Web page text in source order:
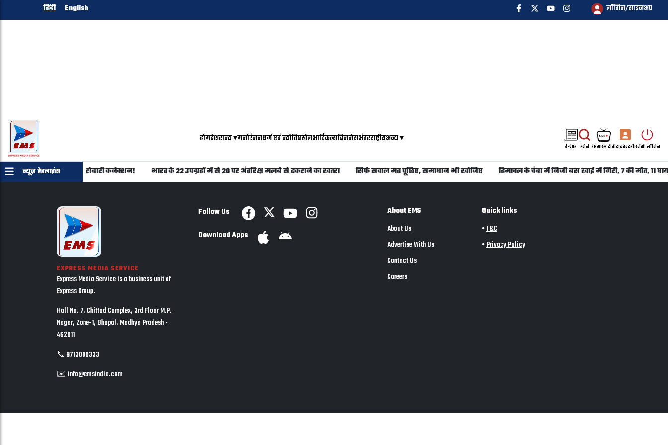
हिंदी English लॉगिन/साइनअप
होमदेशराज्य▾मनोरंजनधर्म एवं ज्योतिषखेलआर्टिकल्सबिजनेसअंतरराष्ट्रीयअन्य▾
ई-पेपर खोजें ईएमएस टीवीडायरेक्टरीएजेंसी लॉगिन
न्यूज़ हेडलाइंस
का शिवराज परिवार से कारोबारी कनेक्शन! भारत के 22 उपग्रहों में से 20 पर अंतरिक्ष मलबे से टकराने का खतरा सिर्फ सवाल मत पूछिए, समाधान भी खोजिए हिमाचल के चंबा में निजी बस खाई में गिरी, 7 की मौत, 11
EXPRESS MEDIA SERVICE
Express Media Service is a business unit of
Express Group.
Hall No. 7, Chittod Complex, 3rd Floor M.P.
Nagar, Zone-1, Bhopal, Madhya Pradesh -
462011
📞 9713000333
✉️ info@emsindia.com
Follow Us
Download Apps
About EMS
About Us
Advertise With Us
Contact Us
Careers
Quick links
•T&C
•Privacy Policy